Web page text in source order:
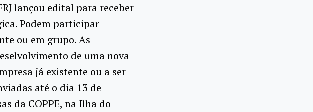
lançou edital para receber
Podem participar
ou em grupo. As
de uma nova
já existente ou a ser
até o dia 13 de
da COPPE, na Ilha do